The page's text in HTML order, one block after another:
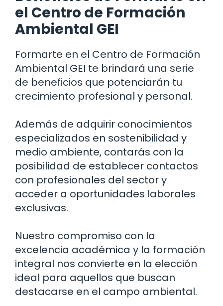
el Centro de Formación
Ambiental GEI
Formarte en el Centro de Formación
Ambiental GEI te brindará una serie
de beneficios que potenciarán tu
crecimiento profesional y personal.
Además de adquirir conocimientos
especializados en sostenibilidad y
medio ambiente, contarás con la
posibilidad de establecer contactos
con profesionales del sector y
acceder a oportunidades laborales
exclusivas.
Nuestro compromiso con la
excelencia académica y la formación
integral nos convierte en la elección
ideal para aquellos que buscan
destacarse en el campo ambiental.